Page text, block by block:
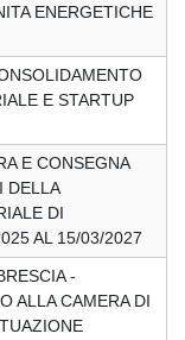
ENERGETICHE
E STARTUP
E CONSEGNA
DELLA
DI
AL 15/03/2027
-
ALLA CAMERA DI